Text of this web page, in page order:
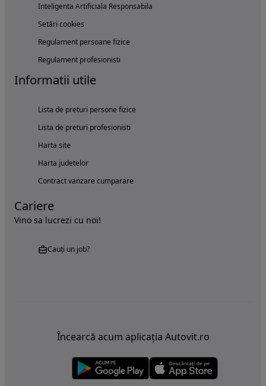
Inteligenta Artificiala Responsabila
Setări cookies
Regulament persoane fizice
Regulament profesionisti
Informatii utile
Lista de preturi persone fizice
Lista de preturi profesionisti
Harta site
Harta judetelor
Contract vanzare cumparare
Cariere
Vino sa lucrezi cu noi!
Cauți un job?
Încearcă acum aplicația Autovit.ro